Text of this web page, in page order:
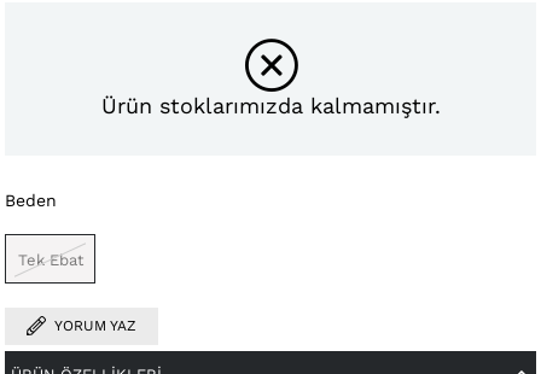
Ürün stoklarımızda kalmamıştır.
Beden
Tek Ebat
YORUM YAZ